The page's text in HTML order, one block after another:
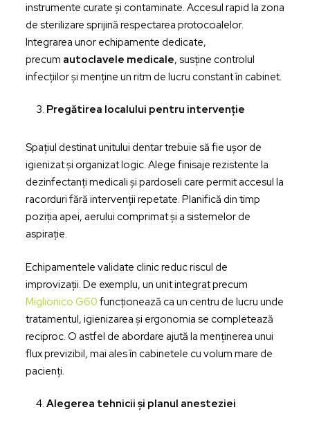
instrumente curate și contaminate. Accesul rapid la zona
de sterilizare sprijină respectarea protocoalelor.
Integrarea unor echipamente dedicate,
precum autoclavele medicale, susține controlul
infecțiilor și menține un ritm de lucru constant în cabinet.
Pregătirea localului pentru intervenție
Spațiul destinat unitului dentar trebuie să fie ușor de
igienizat și organizat logic. Alege finisaje rezistente la
dezinfectanți medicali și pardoseli care permit accesul la
racorduri fără intervenții repetate. Planifică din timp
poziția apei, aerului comprimat și a sistemelor de
aspirație.
Echipamentele validate clinic reduc riscul de
improvizații. De exemplu, un unit integrat precum
Miglionico G60 funcționează ca un centru de lucru unde
tratamentul, igienizarea și ergonomia se completează
reciproc. O astfel de abordare ajută la menținerea unui
flux previzibil, mai ales în cabinetele cu volum mare de
pacienți.
Alegerea tehnicii și planul anesteziei